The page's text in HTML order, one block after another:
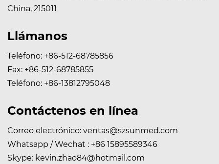
China, 215011
Llámanos
Teléfono: +86-512-68785856
Fax: +86-512-68785855
Teléfono: +86-13812795048
Contáctenos en línea
Correo electrónico: ventas@szsunmed.com
Whatsapp / Wechat : +86 15895589346
Skype: kevin.zhao84@hotmail.com